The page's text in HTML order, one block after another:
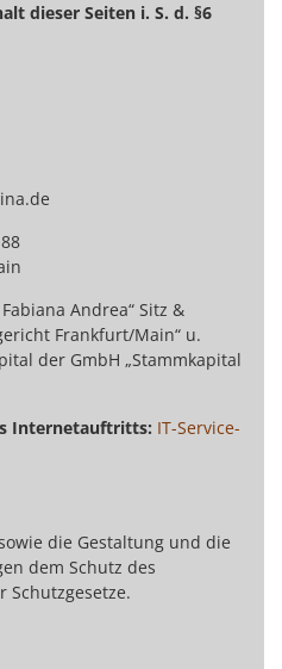
dieser Seiten i. S. d. §6
Andrea“ Sitz &
Frankfurt/Main“ u.
der GmbH „Stammkapital
Internetauftritts: IT-Service-
die Gestaltung und die
dem Schutz des
Schutzgesetze.